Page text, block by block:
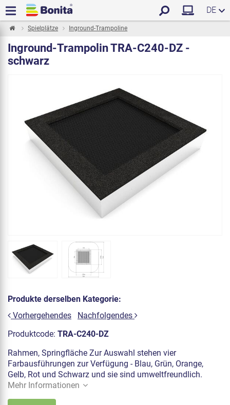
DE
Spielplätze Inground-Trampoline
Inground-Trampolin TRA-C240-DZ -
schwarz
Produkte derselben Kategorie:
Vorhergehendes
Nachfolgendes
Produktcode: TRA-C240-DZ
Rahmen, Springfläche Zur Auswahl stehen vier
Farbausführungen zur Verfügung - Blau, Grün, Orange,
Gelb, Rot und Schwarz und sie sind umweltfreundlich.
Mehr Informationen